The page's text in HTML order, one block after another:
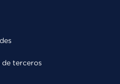
de terceros